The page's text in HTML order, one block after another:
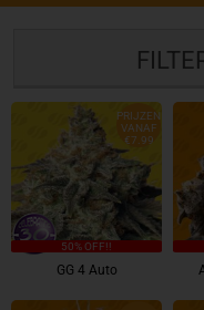
PRIJZEN
VANAF
€7.99
GG 4 Auto
50% OFF!!